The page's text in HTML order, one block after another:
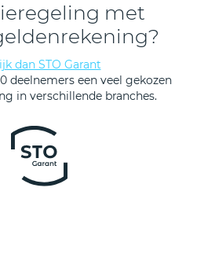
met
dan STO Garant
deelnemers een veel gekozen
in verschillende branches.